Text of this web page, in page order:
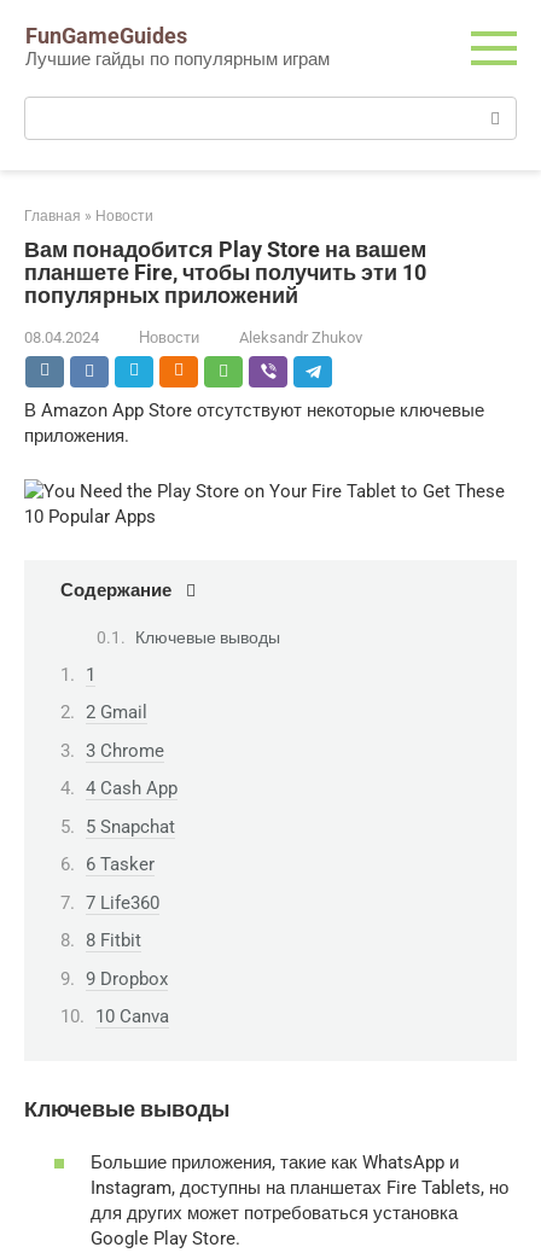
контенту
FunGameGuides
Лучшие гайды по популярным играм
Поиск:
Главная » Новости
Вам понадобится Play Store на вашем
планшете Fire, чтобы получить эти 10
популярных приложений
08.04.2024 Новости Aleksandr Zhukov
В Amazon App Store отсутствуют некоторые ключевые
приложения.
Содержание
Ключевые выводы
1
2 Gmail
3 Chrome
4 Cash App
5 Snapchat
6 Tasker
7 Life360
8 Fitbit
9 Dropbox
10 Canva
Ключевые выводы
Большие приложения, такие как WhatsApp и
Instagram, доступны на планшетах Fire Tablets, но
для других может потребоваться установка
Google Play Store.